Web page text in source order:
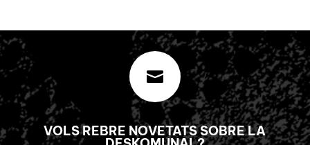

VOLS REBRE NOVETATS SOBRE LA